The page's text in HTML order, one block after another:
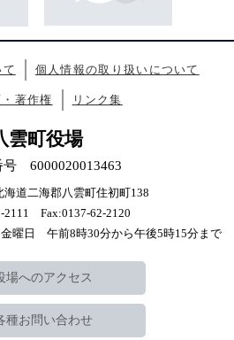
個人情報の取り扱いについて
著作権 リンク集
雲町役場
6000020013463
道二海郡八雲町住初町138
2111 Fax:0137-62-2120
曜日 午前8時30分から午後5時15分まで
場へのアクセス
種お問い合わせ